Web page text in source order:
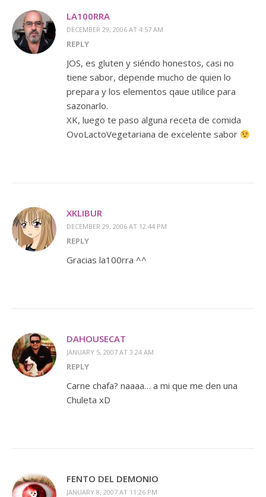
LA100RRA
DECEMBER 29, 2006 AT 4:57 AM
REPLY
JOS, es gluten y siéndo honestos, casi no
tiene sabor, depende mucho de quien lo
prepara y los elementos qaue utilice para
sazonarlo.
XK, luego te paso alguna receta de comida
OvoLactoVegetariana de excelente sabor
XKLIBUR
DECEMBER 29, 2006 AT 12:44 PM
REPLY
Gracias la100rra ^^
DAHOUSECAT
JANUARY 5, 2007 AT 3:24 AM
REPLY
Carne chafa? naaaa… a mi que me den una
Chuleta xD
FENTO DEL DEMONIO
JANUARY 8, 2007 AT 11:26 PM